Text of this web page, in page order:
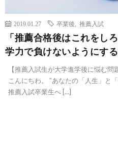
2019.01.27 卒業後 推薦入試
「推薦合格後はこれをし
学力で負けないようにす
【推薦入試生が大学進学後に悩む問
こんにちわ。 ”あなたの「人生」と
推薦入試卒業生へ […]